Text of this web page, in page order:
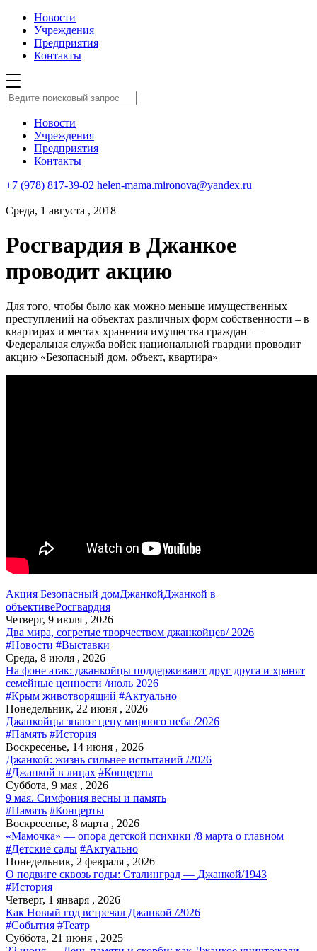
Новости
Учреждения
Предприятия
Контакты
Новости
Учреждения
Предприятия
Контакты
+7 (978) 817-39-02 helen-mama.mironova@yandex.ru
Среда, 1 августа , 2018
Росгвардия в Джанкое
проводит акцию
Для того, чтобы было как можно меньше имущественных
преступлений на объектах различных форм собственности – в
квартирах и местах хранения имущества граждан —
Федеральная служба войск национальной гвардии проводит
акцию «Безопасный дом, объект, квартира»
Акция Безопасный домДжанкойДжанкой в
объективеРосгвардия
Четверг, 9 июля , 2026
Два мира, согретые творчеством джанкойцев/ 2026
#Новости #Выставки
Среда, 8 июля , 2026
На фоне атак: джанкойцы поддерживают друг друга и хранят
семейные ценности /июль 2026
#Крым животворящий #Актуально
Понедельник, 22 июня , 2026
Джанкойцы знают цену мирного неба /2026
#Память #История
Воскресенье, 14 июня , 2026
Джанкой: жизнь сильнее испытаний /2026
#Джанкой в лицах #Концерты
Суббота, 9 мая , 2026
9 мая. Симфония весны и память
#Память #Концерты
Воскресенье, 8 марта , 2026
«Мамочка» — опора детской психики /8 марта о главном
#Детские сады #Актуально
Понедельник, 2 февраля , 2026
О подвиге сквозь годы: Сталинград — Джанкой/1943
#История
Четверг, 1 января , 2026
Как Новый год встречал Джанкой /2026
#События #Театр
Суббота, 21 июня , 2025